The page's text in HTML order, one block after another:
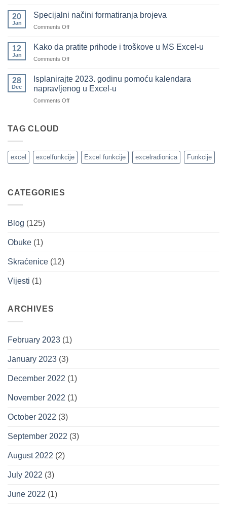
pozajmili
ste
pozajmili
u
formatiranje
brojevima
20
Jan
Specijalni načini formatiranja brojeva
Comments Offon
načini
formatiranja
12
Jan
Kako da pratite prihode i troškove u MS Excel-u
Comments Offon
prihode
i
28
Dec
Isplanirajte 2023. godinu pomoću kalendara
napravljenog u Excel-u
Comments Offon
napravljenog
u
TAG CLOUD
excel excelfunkcije Excel funkcije excelradionica Funkcije
CATEGORIES
Blog (125)
Obuke (1)
Skraćenice (12)
Vijesti (1)
ARCHIVES
February 2023 (1)
January 2023 (3)
December 2022 (1)
November 2022 (1)
October 2022 (3)
September 2022 (3)
August 2022 (2)
July 2022 (3)
June 2022 (1)